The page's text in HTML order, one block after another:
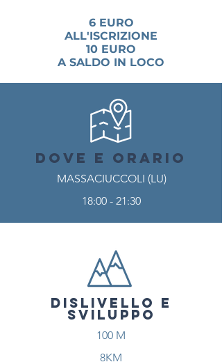
6 EURO
ALL'ISCRIZIONE
10 EURO
A SALDO IN LOCO
DOVE E ORARIO
MASSACIUCCOLI (LU)
18:00 - 21:30
DISLIVELLO E
SVILUPPO
100 M
8KM